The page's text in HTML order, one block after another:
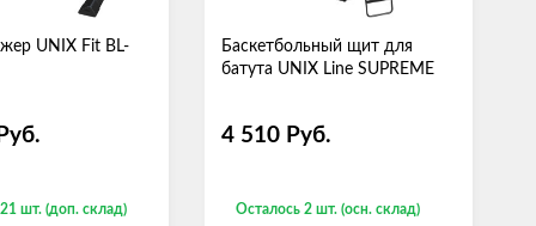
UNIX Fit BL-
Руб.
шт. (доп. склад)
Баскетбольный щит для
батута UNIX Line SUPREME
4 510 Руб.
Осталось 2 шт. (осн. склад)